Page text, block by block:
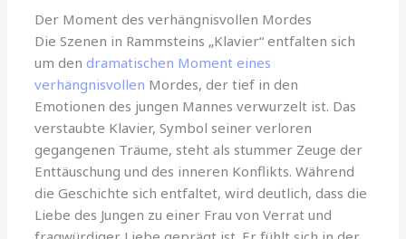
Der Moment des verhängnisvollen Mordes
Die Szenen in Rammsteins „Klavier“ entfalten sich
um dendramatischen Moment eines
verhängnisvollen Mordes, der tief in den
Emotionen des jungen Mannes verwurzelt ist. Das
verstaubte Klavier, Symbol seiner verloren
gegangenen Träume, steht als stummer Zeuge der
Enttäuschung und des inneren Konflikts. Während
die Geschichte sich entfaltet, wird deutlich, dass die
Liebe des Jungen zu einer Frau von Verrat und